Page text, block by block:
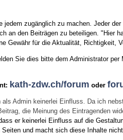
zugänglich zu machen. Jeder
an den Beiträgen zu beteiligen. "Hier
Gewähr für die Aktualität, Richtigkeit,
Sie dies bitte dem Administrator
kath-zdw.ch/forum oder
Admin keinerlei Einfluss. Da ich
die Meinung des Eintragenden
er keinerlei Einfluss auf die
und macht sich diese Inhalte